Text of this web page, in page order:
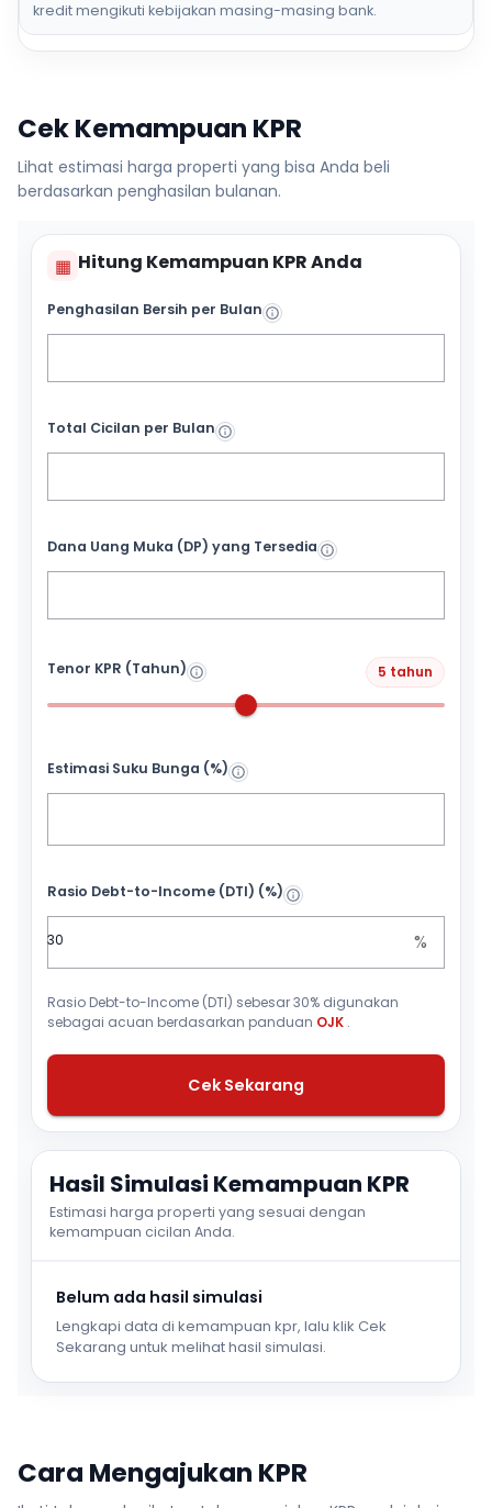
kredit mengikuti kebijakan masing-masing bank.
Cek Kemampuan KPR
Lihat estimasi harga properti yang bisa Anda beli
berdasarkan penghasilan bulanan.
▦ Hitung Kemampuan KPR Anda
Penghasilan Bersih per Bulan
Total Cicilan per Bulan
Dana Uang Muka (DP) yang Tersedia
Tenor KPR (Tahun) 5 tahun
Estimasi Suku Bunga (%)
Rasio Debt-to-Income (DTI) (%)
%
Rasio Debt-to-Income (DTI) sebesar 30% digunakan
sebagai acuan berdasarkan panduan OJK .
Cek Sekarang
Hasil Simulasi Kemampuan KPR
Estimasi harga properti yang sesuai dengan
kemampuan cicilan Anda.
Belum ada hasil simulasi
Lengkapi data di kemampuan kpr, lalu klik Cek
Sekarang untuk melihat hasil simulasi.
Cara Mengajukan KPR